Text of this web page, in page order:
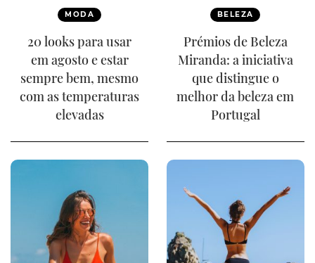
MODA
20 looks para usar
em agosto e estar
sempre bem, mesmo
com as temperaturas
elevadas
BELEZA
Prémios de Beleza
Miranda: a iniciativa
que distingue o
melhor da beleza em
Portugal